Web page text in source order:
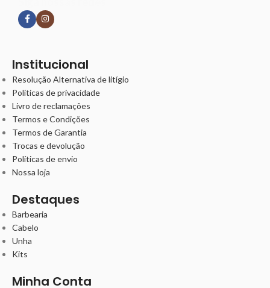
Institucional
Resolução Alternativa de litígio
Políticas de privacidade
Livro de reclamações
Termos e Condições
Termos de Garantia
Trocas e devolução
Políticas de envio
Nossa loja
Destaques
Barbearia
Cabelo
Unha
Kits
Minha Conta